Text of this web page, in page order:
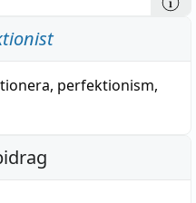
, perfektionism,